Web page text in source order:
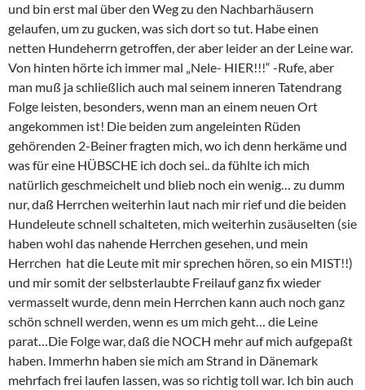
und bin erst mal über den Weg zu den Nachbarhäusern
gelaufen, um zu gucken, was sich dort so tut. Habe einen
netten Hundeherrn getroffen, der aber leider an der Leine war.
Von hinten hörte ich immer mal „Nele- HIER!!!“ -Rufe, aber
man muß ja schließlich auch mal seinem inneren Tatendrang
Folge leisten, besonders, wenn man an einem neuen Ort
angekommen ist! Die beiden zum angeleinten Rüden
gehörenden 2-Beiner fragten mich, wo ich denn herkäme und
was für eine HÜBSCHE ich doch sei.. da fühlte ich mich
natürlich geschmeichelt und blieb noch ein wenig… zu dumm
nur, daß Herrchen weiterhin laut nach mir rief und die beiden
Hundeleute schnell schalteten, mich weiterhin zusäuselten (sie
haben wohl das nahende Herrchen gesehen, und mein
Herrchen hat die Leute mit mir sprechen hören, so ein MIST!!)
und mir somit der selbsterlaubte Freilauf ganz fix wieder
vermasselt wurde, denn mein Herrchen kann auch noch ganz
schön schnell werden, wenn es um mich geht… die Leine
parat…Die Folge war, daß die NOCH mehr auf mich aufgepaßt
haben. Immerhn haben sie mich am Strand in Dänemark
mehrfach frei laufen lassen, was so richtig toll war. Ich bin auch